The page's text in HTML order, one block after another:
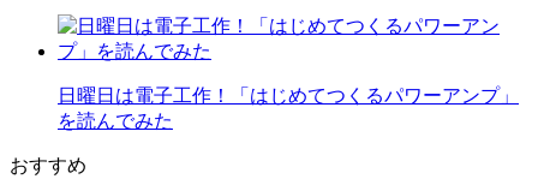
日曜日は電子工作！「はじめてつくるパワーアンプ」
を読んでみた
おすすめ